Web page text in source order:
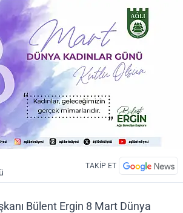
TAKİP ET
Bülent Ergin 8 Mart Dünya